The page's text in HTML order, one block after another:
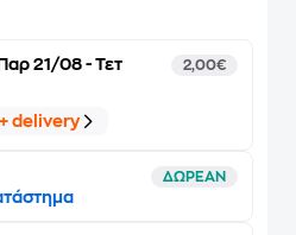
Παρ 21/08 - Τετ
2,00€
delivery
ΔΩΡΕΑΝ